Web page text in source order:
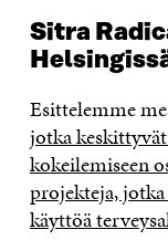
Sitra
Esittelemme
jotka
kokeilemiseen
projekteja,
käyttöä